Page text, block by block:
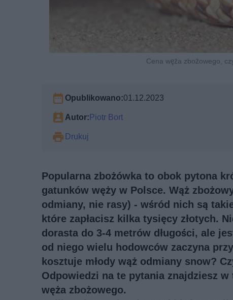
Cena węża zbożowego,
Opublikowano:01.12.2023
Autor:Piotr Bort
Drukuj
Popularna zbożówka to obok pytona
gatunków węży w Polsce. Wąż
odmiany, nie rasy) - wśród nich są
które zapłacisz kilka tysięcy złotych.
dorasta do 3-4 metrów długości, ale
od niego wielu hodowców zaczyna
kosztuje młody wąż odmiany snow?
Odpowiedzi na te pytania znajdziesz
węża zbożowego.